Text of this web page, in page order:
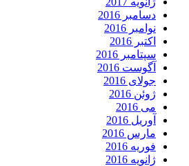
دسامبر 2016
نوامبر 2016
اکتبر 2016
سپتامبر 2016
آگوست 2016
جولای 2016
ژوئن 2016
می 2016
آوریل 2016
مارس 2016
فوریه 2016
ژانویه 2016